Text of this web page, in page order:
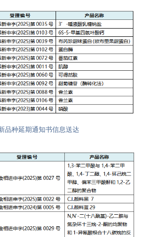
品种延期通知书信息送达